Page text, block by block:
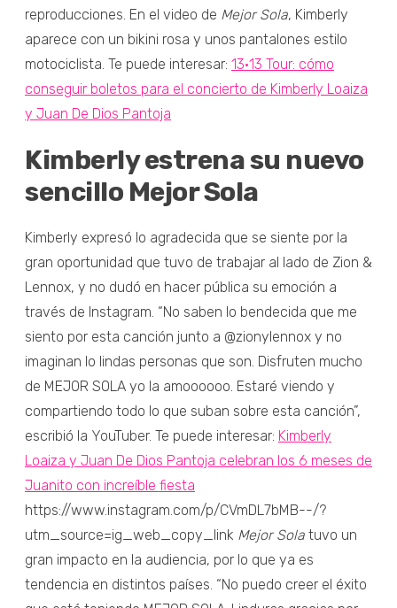
reproducciones. En el video de Mejor Sola, Kimberly
aparece con un bikini rosa y unos pantalones estilo
motociclista. Te puede interesar: 13•13 Tour: cómo
conseguir boletos para el concierto de Kimberly Loaiza
y Juan De Dios Pantoja
Kimberly estrena su nuevo
sencillo Mejor Sola
Kimberly expresó lo agradecida que se siente por la
gran oportunidad que tuvo de trabajar al lado de Zion &
Lennox, y no dudó en hacer pública su emoción a
través de Instagram. “No saben lo bendecida que me
siento por esta canción junto a @zionylennox y no
imaginan lo lindas personas que son. Disfruten mucho
de MEJOR SOLA yo la amoooooo. Estaré viendo y
compartiendo todo lo que suban sobre esta canción”,
escribió la YouTuber. Te puede interesar: Kimberly
Loaiza y Juan De Dios Pantoja celebran los 6 meses de
Juanito con increíble fiesta
https://www.instagram.com/p/CVmDL7bMB--/?
utm_source=ig_web_copy_link Mejor Sola tuvo un
gran impacto en la audiencia, por lo que ya es
tendencia en distintos países. “No puedo creer el éxito